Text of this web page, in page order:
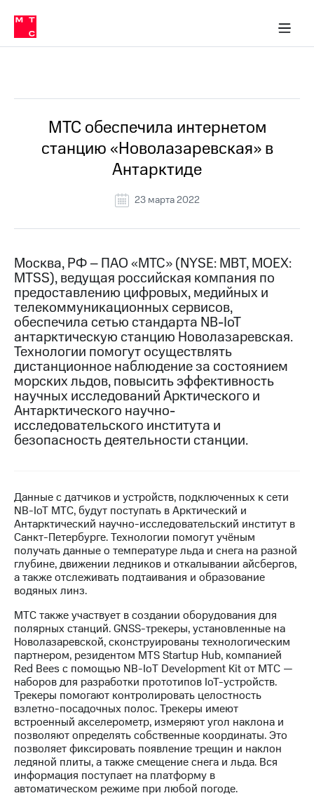
Медиа-центр
и акционерам
Устойчивое развитие
Комплаенс и деловая этика
компании
Карьера
История
компании
Руководство
информация
Контакты
Медиа-центр
Пресс-
релизы
МТС
о технологиях
Достижения
Интервью
Финансовая
отчетность
Новости
в
регионе
и акционерам
Корпоративное
управление
секретарь
Раскрытие
информации
Информация
акционерам
Документы
ПАО
"МТС"
Собрания
акционеров
Личный
кабинет
акционера
Акционерный
в МТС
Пресс-
релизы
о технологиях
МТС обеспечила интернетом
станцию «Новолазаревская» в
Антарктиде
23 марта 2022
Москва, РФ – ПАО «МТС» (NYSE: MBT, MOEX:
MTSS), ведущая российская компания по
предоставлению цифровых, медийных и
телекоммуникационных сервисов,
обеспечила сетью стандарта NB-IoT
антарктическую станцию Новолазаревская.
Технологии помогут осуществлять
дистанционное наблюдение за состоянием
морских льдов, повысить эффективность
научных исследований Арктического и
Антарктического научно-
исследовательского института и
безопасность деятельности станции.
Данные с датчиков и устройств, подключенных к сети
NВ-IoT МТС, будут поступать в Арктический и
Антарктический научно-исследовательский институт в
Санкт-Петербурге. Технологии помогут учёным
получать данные о температуре льда и снега на разной
глубине, движении ледников и откалывании айсбергов,
а также отслеживать подтаивания и образование
водяных линз.
МТС также участвует в создании оборудования для
полярных станций. GNSS-трекеры, установленные на
Новолазаревской, сконструированы технологическим
партнером, резидентом MTS Startup Hub, компанией
Red Bees с помощью NB-IoТ Development Kit от МТС —
наборов для разработки прототипов IoT-устройств.
Трекеры помогают контролировать целостность
взлетно-посадочных полос. Трекеры имеют
встроенный акселерометр, измеряют угол наклона и
позволяют определять собственные координаты. Это
позволяет фиксировать появление трещин и наклон
ледяной плиты, а также смещение снега и льда. Вся
информация поступает на платформу в
автоматическом режиме при любой погоде.